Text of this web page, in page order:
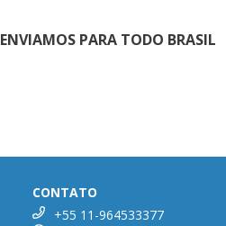
ENVIAMOS PARA TODO BRASIL
CONTATO
+55 11-964533377